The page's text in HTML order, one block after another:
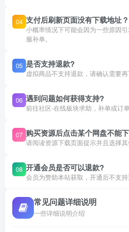
04 支付后刷新页面没有下载地址？
小概率情况下可能会因为一些原因
服补单。
05 是否支持退款?
虚拟商品不支持退款，请确认需要再
06 遇到问题如何获得支持?
前往社区-在线板块求助，补单或订
07 购买资源后点击某个网盘不能
请阅读资源下载页面提示并且选择其
08 开通会员是否可以退款?
会员为赞助本站获取，开通后不支持
常见问题详细说明
一些详细说明介绍